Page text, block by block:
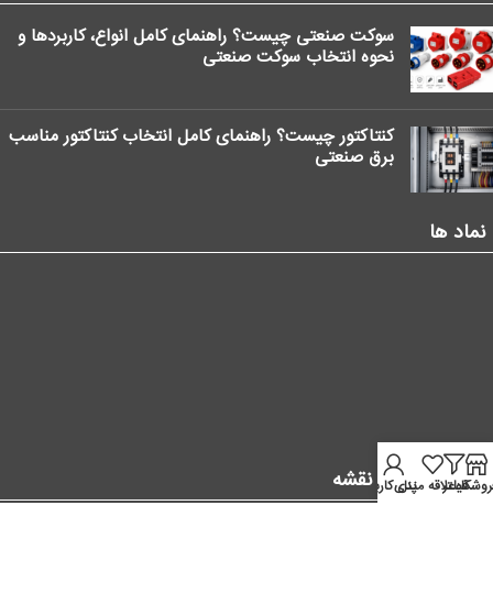
سوکت صنعتی چیست؟ راهنمای کامل انواع، کاربردها و
نحوه انتخاب سوکت صنعتی
کنتاکتور چیست؟ راهنمای کامل انتخاب کنتاکتور مناسب
برق صنعتی
نماد ها
موقعیت ما در نقشه
فیلترعلاقه مندیپنل کاربر